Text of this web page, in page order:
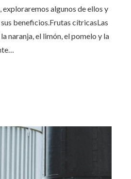
algunos de ellos y
beneficios.Frutas cítricasLas
naranja, el limón, el pomelo y la